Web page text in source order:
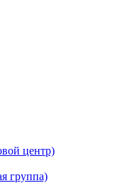
центр)
группа)